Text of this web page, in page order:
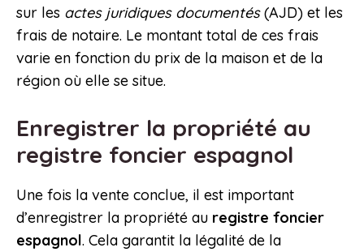
sur les actes juridiques documentés(AJD) et les
frais de notaire. Le montant total de ces frais
varie en fonction du prix de la maison et de la
région où elle se situe.
Enregistrer la propriété au
registre foncier espagnol
Une fois la vente conclue, il est important
d’enregistrer la propriété au registre foncier
espagnol. Cela garantit la légalité de la